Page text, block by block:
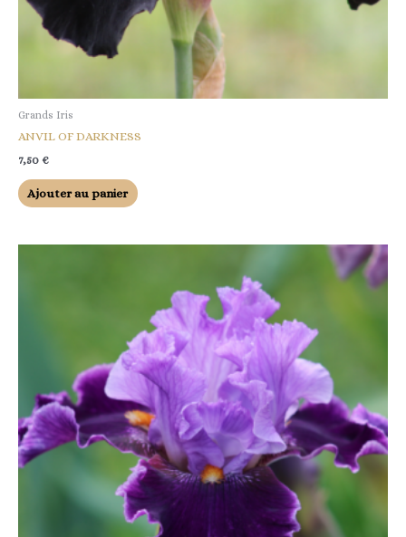
Grands Iris
ANVIL OF DARKNESS
7,50 €
Ajouter au panier